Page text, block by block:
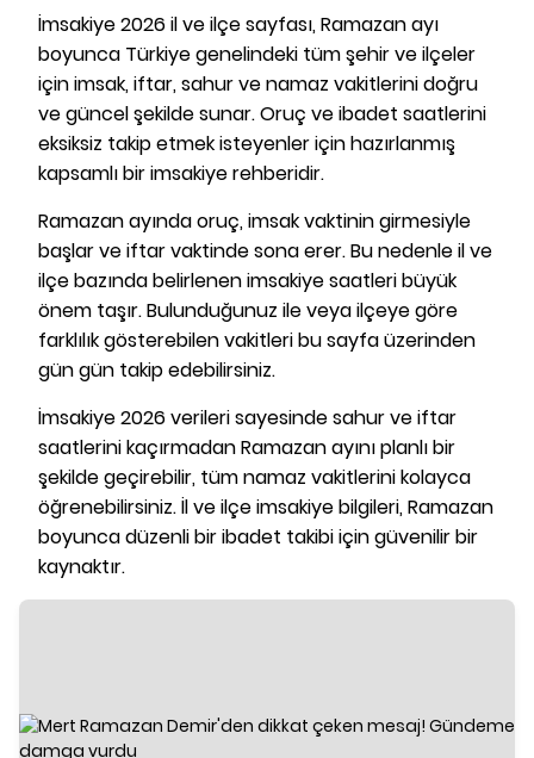
İmsakiye 2026 il ve ilçe sayfası, Ramazan ayı
boyunca Türkiye genelindeki tüm şehir ve ilçeler
için imsak, iftar, sahur ve namaz vakitlerini doğru
ve güncel şekilde sunar. Oruç ve ibadet saatlerini
eksiksiz takip etmek isteyenler için hazırlanmış
kapsamlı bir imsakiye rehberidir.
Ramazan ayında oruç, imsak vaktinin girmesiyle
başlar ve iftar vaktinde sona erer. Bu nedenle il ve
ilçe bazında belirlenen imsakiye saatleri büyük
önem taşır. Bulunduğunuz ile veya ilçeye göre
farklılık gösterebilen vakitleri bu sayfa üzerinden
gün gün takip edebilirsiniz.
İmsakiye 2026 verileri sayesinde sahur ve iftar
saatlerini kaçırmadan Ramazan ayını planlı bir
şekilde geçirebilir, tüm namaz vakitlerini kolayca
öğrenebilirsiniz. İl ve ilçe imsakiye bilgileri, Ramazan
boyunca düzenli bir ibadet takibi için güvenilir bir
kaynaktır.